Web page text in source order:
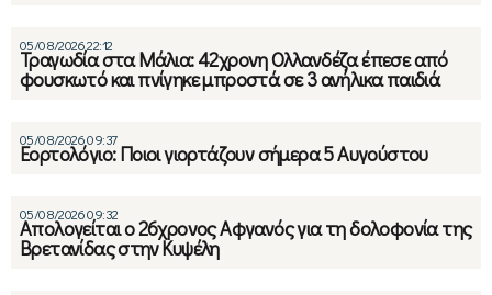
05/08/2026 22:12
Τραγωδία στα Μάλια: 42χρονη Ολλανδέζα έπεσε από
φουσκωτό και πνίγηκε μπροστά σε 3 ανήλικα παιδιά
05/08/2026 09:37
Εορτολόγιο: Ποιοι γιορτάζουν σήμερα 5 Αυγούστου
05/08/2026 09:32
Απολογείται ο 26χρονος Αφγανός για τη δολοφονία της
Βρετανίδας στην Κυψέλη